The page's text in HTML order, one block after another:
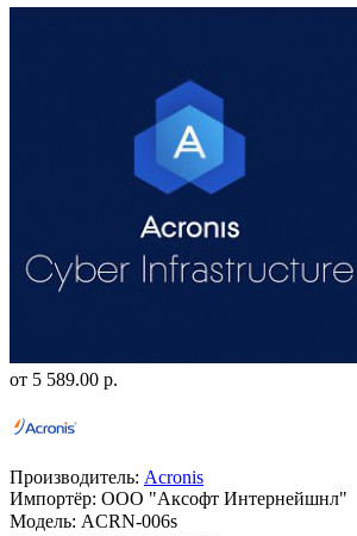
от 5 589.00 р.
Производитель: Acronis
Импортёр: ООО "Аксофт Интернейшнл"
Модель: ACRN-006s